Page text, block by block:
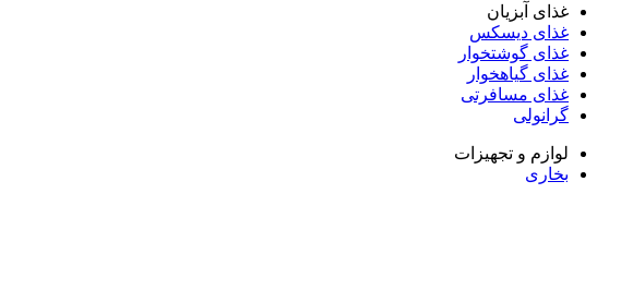
غذای آبزیان
غذای دیسکس
غذای گوشتخوار
غذای گیاهخوار
غذای مسافرتی
گرانولی
لوازم و تجهیزات
بخاری